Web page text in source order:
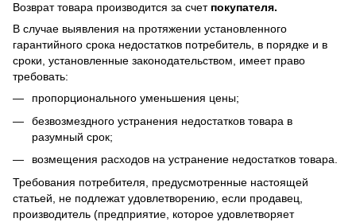
Возврат товара производится за счет покупателя.
В случае выявления на протяжении установленного
гарантийного срока недостатков потребитель, в порядке и в
сроки, установленные законодательством, имеет право
требовать:
пропорционального уменьшения цены;
безвозмездного устранения недостатков товара в
разумный срок;
возмещения расходов на устранение недостатков товара.
Требования потребителя, предусмотренные настоящей
статьей, не подлежат удовлетворению, если продавец,
производитель (предприятие, которое удовлетворяет